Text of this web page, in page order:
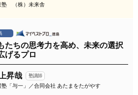
塾 （株）未来舎
たちの思考力を高め、未来の選択
げるプロ
昇哉 塾講師
塾「与一」／合同会社 あたまをたがやす